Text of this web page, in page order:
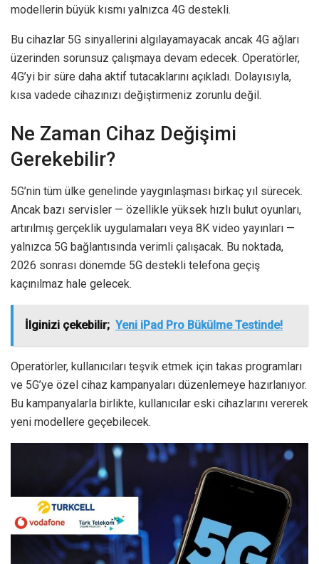
modellerin büyük kısmı yalnızca 4G destekli.
Bu cihazlar 5G sinyallerini algılayamayacak ancak 4G ağları
üzerinden sorunsuz çalışmaya devam edecek. Operatörler,
4G’yi bir süre daha aktif tutacaklarını açıkladı. Dolayısıyla,
kısa vadede cihazınızı değiştirmeniz zorunlu değil.
Ne Zaman Cihaz Değişimi
Gerekebilir?
5G’nin tüm ülke genelinde yaygınlaşması birkaç yıl sürecek.
Ancak bazı servisler — özellikle yüksek hızlı bulut oyunları,
artırılmış gerçeklik uygulamaları veya 8K video yayınları —
yalnızca 5G bağlantısında verimli çalışacak. Bu noktada,
2026 sonrası dönemde 5G destekli telefona geçiş
kaçınılmaz hale gelecek.
İlginizi çekebilir; Yeni iPad Pro Bükülme Testinde!
Operatörler, kullanıcıları teşvik etmek için takas programları
ve 5G’ye özel cihaz kampanyaları düzenlemeye hazırlanıyor.
Bu kampanyalarla birlikte, kullanıcılar eski cihazlarını vererek
yeni modellere geçebilecek.